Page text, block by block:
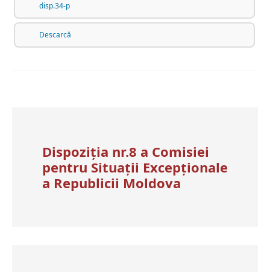
disp.34-p
Descarcă
Dispoziția nr.8 a Comisiei
pentru Situații Excepționale
a Republicii Moldova